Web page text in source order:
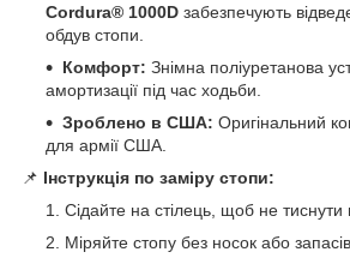
Cordura® 1000D забезпечують
обдув стопи.
Комфорт: Знімна поліуретанова
амортизації під час ходьби.
Зроблено в США: Оригінальний
для армії США.
📌 Інструкція по заміру стопи:
Сідайте на стілець, щоб не тиснути
Міряйте стопу без носок або запасів.